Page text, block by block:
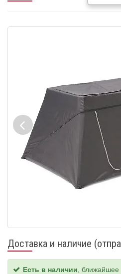
Доставка и наличие
Есть в наличии ,